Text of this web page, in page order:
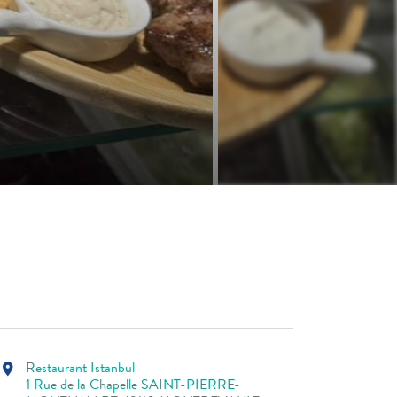
location_on Restaurant Istanbul
1 Rue de la Chapelle SAINT-PIERRE-